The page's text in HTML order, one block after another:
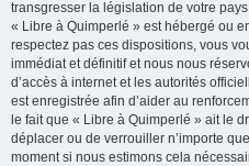
transgresser la législation de votre
« Libre à Quimperlé » est hébergé ou
respectez pas ces dispositions, vous
immédiat et définitif et nous nous
d’accès à internet et les autorités
est enregistrée afin d’aider au
le fait que « Libre à Quimperlé » ait le
déplacer ou de verrouiller n’importe
moment si nous estimons cela